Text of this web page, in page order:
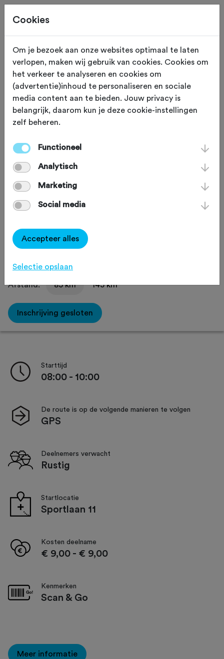
Deze tocht heeft reeds plaatsgevonden op 28-6-2025.
ZATERDAG 28 JUN 2025
Ronde van Fryslân
2025
Racefiets
Delen
Afstand: 85 km 145 km
Inschrijving gesloten
Starttijd
08:00 - 10:00
De route is op de volgende manieren te volgen
GPS
Deelnemers verwacht
Rustig
Startlocatie
Sportlaan 11
Kosten deelname
€ 9,00 - € 9,00
Kenmerken
Scan & Go
Meer informatie
Cookies
Om je bezoek aan onze websites optimaal te laten
verlopen, maken wij gebruik van cookies. Cookies om
het verkeer te analyseren en cookies om
(advertentie)inhoud te personaliseren en sociale
media content aan te bieden. Jouw privacy is
belangrijk, daarom kun je deze cookie-instellingen
zelf beheren.
Functioneel
Analytisch
Marketing
Social media
Accepteer alles
Selectie opslaan